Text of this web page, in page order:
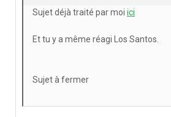
Sujet déjà traité par moi ici
Et tu y a même réagi Los Santos.
Sujet à fermer